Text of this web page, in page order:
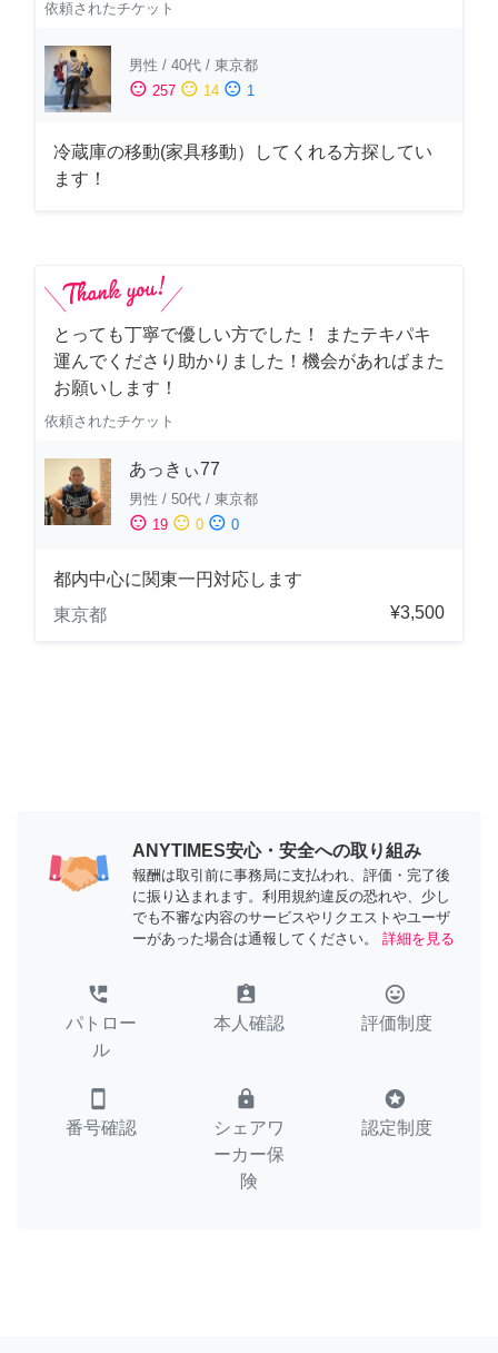
依頼されたチケット
男性 / 40代 / 東京都
sentiment_satisfied 257 sentiment_neutral 14 sentiment_dissatisfied 1
冷蔵庫の移動(家具移動）してくれる方探してい
ます！
とっても丁寧で優しい方でした！ またテキパキ
運んでくださり助かりました！機会があればまた
お願いします！
依頼されたチケット
あっきぃ77
男性 / 50代 / 東京都
sentiment_satisfied 19 sentiment_neutral 0 sentiment_dissatisfied 0
都内中心に関東一円対応します
東京都
¥3,500
ANYTIMES安心・安全への取り組み
報酬は取引前に事務局に支払われ、評価・完了後
に振り込まれます。利用規約違反の恐れや、少し
でも不審な内容のサービスやリクエストやユーザ
ーがあった場合は通報してください。
詳細を見る
perm_phone_msg
パトロー
ル
assignment_ind
本人確認
tag_faces
評価制度
smartphone
番号確認
lock
シェアワ
ーカー保
険
stars
認定制度